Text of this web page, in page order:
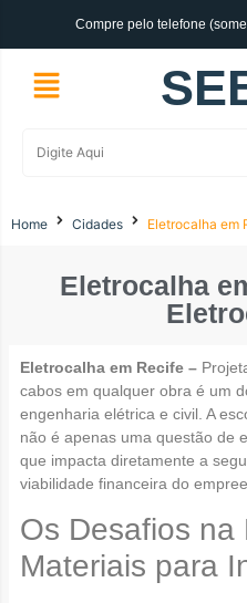
Compre pelo telefone
Home Cidades Eletrocalha em
Eletrocalha
Eletrocalha em Recife –
cabos em qualquer obra é um
engenharia elétrica e civil. A
não é apenas uma questão de
que impacta diretamente a
viabilidade financeira do
Os Desafios na
Materiais para